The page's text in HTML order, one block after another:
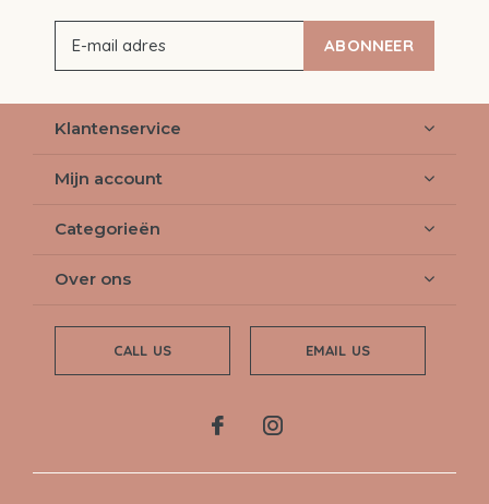
ABONNEER
Klantenservice
Mijn account
Categorieën
Over ons
CALL US EMAIL US